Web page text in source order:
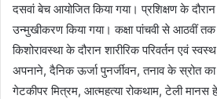
दसवां बेच आयोजित किया गया। प्रशिक्षण के
उन्मुखीकरण किया गया। कक्षा पांचवी से आठवीं
किशोरावस्था के दौरान शारीरिक परिवर्तन एवं
अपनाने, दैनिक ऊर्जा पुनर्जीवन, तनाव के स्रोत का
गेटकीपर मित्रम, आत्महत्या रोकथाम, टेली मानस